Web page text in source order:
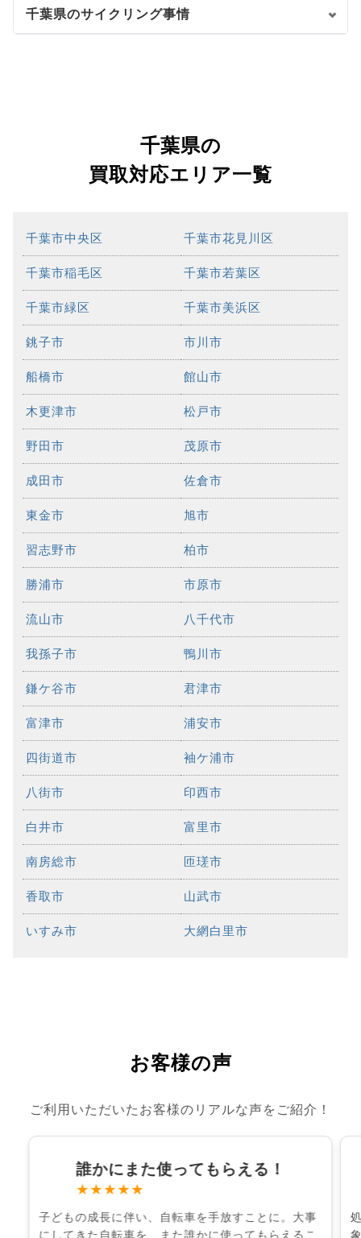
千葉県のサイクリング事情
千葉県の
買取対応エリア一覧
千葉市中央区 千葉市花見川区
千葉市稲毛区 千葉市若葉区
千葉市緑区 千葉市美浜区
銚子市 市川市
船橋市 館山市
木更津市 松戸市
野田市 茂原市
成田市 佐倉市
東金市 旭市
習志野市 柏市
勝浦市 市原市
流山市 八千代市
我孫子市 鴨川市
鎌ケ谷市 君津市
富津市 浦安市
四街道市 袖ケ浦市
八街市 印西市
白井市 富里市
南房総市 匝瑳市
香取市 山武市
いすみ市 大網白里市
お客様の声
ご利用いただいたお客様のリアルな声をご紹介！
誰かにまた使ってもらえる！
★★★★★
子どもの成長に伴い、自転車を手放すことに。大事
にしてきた自転車を、また誰かに使ってもらえるこ